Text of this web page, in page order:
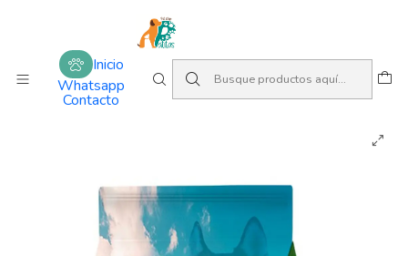
Inicio
Whatsapp
Contacto
Amamos lo que hacemos
Alimentos
Bravery Mini Adulto Small Breeds Sabor Pollo